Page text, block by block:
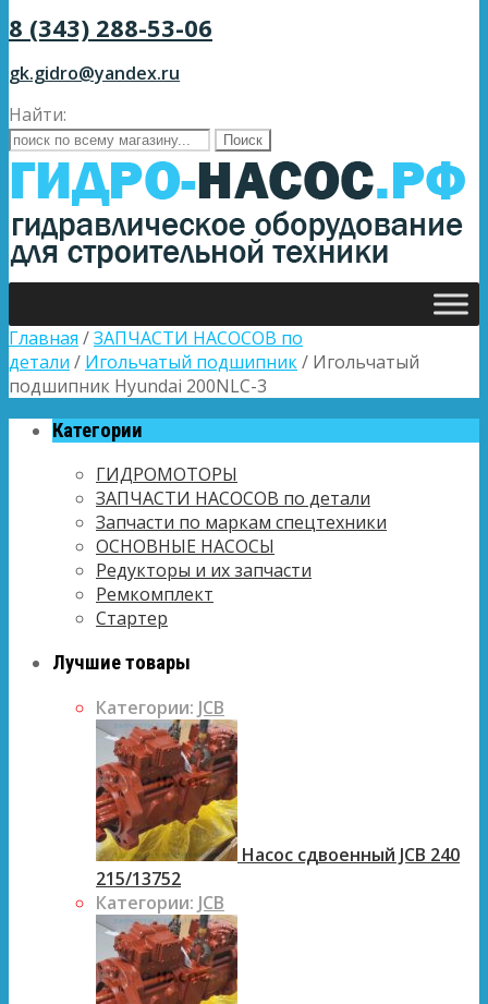
8 (343) 288-53-06
gk.gidro@yandex.ru
Найти:
Главная /ЗАПЧАСТИ НАСОСОВ по
детали / Игольчатый подшипник/ Игольчатый
подшипник Hyundai 200NLC-3
Категории
ГИДРОМОТОРЫ
ЗАПЧАСТИ НАСОСОВ по детали
Запчасти по маркам спецтехники
ОСНОВНЫЕ НАСОСЫ
Редукторы и их запчасти
Ремкомплект
Стартер
Лучшие товары
Категории: JCB
Насос сдвоенный JCB 240
215/13752
Категории: JCB